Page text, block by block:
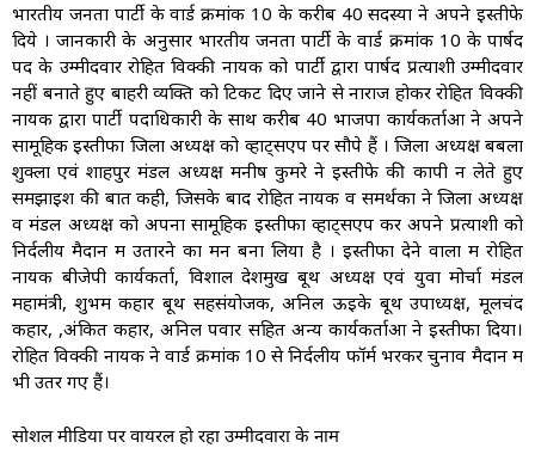
भारतीय जनता पार्टी के वार्ड क्रमांक 10 के करीब 40 सदस्यों ने अपने इस्तीफे
दिये । जानकारी के अनुसार भारतीय जनता पार्टी के वार्ड क्रमांक 10 के पार्षद
पद के उम्मीदवार रोहित विक्की नायक को पार्टी द्वारा पार्षद प्रत्याशी उम्मीदवार
नहीं बनाते हुए बाहरी व्यक्ति को टिकट दिए जाने से नाराज होकर रोहित विक्की
नायक द्वारा पार्टी पदाधिकारी के साथ करीब 40 भाजपा कार्यकर्ताओं ने अपने
सामूहिक इस्तीफा जिला अध्यक्ष को व्हाट्सएप पर सौपे हैं । जिला अध्यक्ष बबला
शुक्ला एवं शाहपुर मंडल अध्यक्ष मनीष कुमरे ने इस्तीफे की कापी न लेते हुए
समझाइश की बात कही, जिसके बाद रोहित नायक व समर्थकों ने जिला अध्यक्ष
व मंडल अध्यक्ष को अपना सामूहिक इस्तीफा व्हाट्सएप कर अपने प्रत्याशी को
निर्दलीय मैदान में उतारने का मन बना लिया है । इस्तीफा देने वालों में रोहित
नायक बीजेपी कार्यकर्ता, विशाल देशमुख‌ बूथ अध्यक्ष एवं युवा मोर्चा मंडल
महामंत्री, शुभम कहार बूथ सहसंयोजक, अनिल ऊइके बूथ उपाध्यक्ष, मूलचंद
कहार, ,अंकित कहार, अनिल पवार सहित अन्य कार्यकर्ताओं ने इस्तीफा दिया।
रोहित विक्की नायक ने वार्ड क्रमांक 10 से निर्दलीय फॉर्म भरकर चुनाव मैदान में
भी उतर गए हैं।
सोशल मीडिया पर वायरल हो रहा उम्मीदवारों के नाम